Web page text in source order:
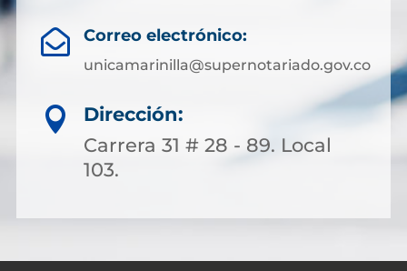
 Correo electrónico:
unicamarinilla@supernotariado.gov.co

Dirección:
Carrera 31 # 28 - 89. Local
103.